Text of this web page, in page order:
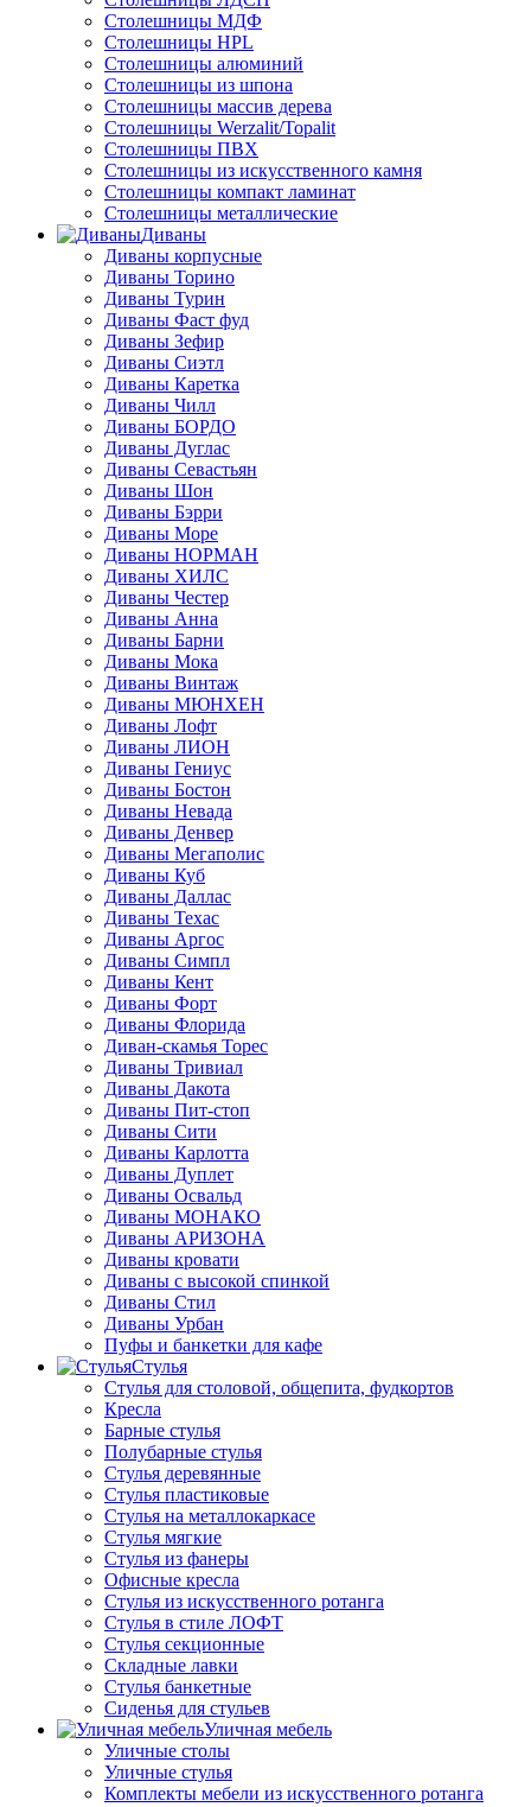
Столешницы МДФ
Столешницы HPL
Столешницы алюминий
Столешницы из шпона
Столешницы массив дерева
Столешницы Werzalit/Topalit
Столешницы ПВХ
Столешницы из искусственного камня
Столешницы компакт ламинат
Столешницы металлические
Диваны
Диваны корпусные
Диваны Торино
Диваны Турин
Диваны Фаст фуд
Диваны Зефир
Диваны Сиэтл
Диваны Каретка
Диваны Чилл
Диваны БОРДО
Диваны Дуглас
Диваны Севастьян
Диваны Шон
Диваны Бэрри
Диваны Море
Диваны НОРМАН
Диваны ХИЛС
Диваны Честер
Диваны Анна
Диваны Барни
Диваны Мока
Диваны Винтаж
Диваны МЮНХЕН
Диваны Лофт
Диваны ЛИОН
Диваны Гениус
Диваны Бостон
Диваны Невада
Диваны Денвер
Диваны Мегаполис
Диваны Куб
Диваны Даллас
Диваны Техас
Диваны Аргос
Диваны Симпл
Диваны Кент
Диваны Форт
Диваны Флорида
Диван-скамья Торес
Диваны Тривиал
Диваны Дакота
Диваны Пит-стоп
Диваны Сити
Диваны Карлотта
Диваны Дуплет
Диваны Освальд
Диваны МОНАКО
Диваны АРИЗОНА
Диваны кровати
Диваны с высокой спинкой
Диваны Стил
Диваны Урбан
Пуфы и банкетки для кафе
Стулья
Стулья для столовой, общепита, фудкортов
Кресла
Барные стулья
Полубарные стулья
Стулья деревянные
Стулья пластиковые
Стулья на металлокаркасе
Стулья мягкие
Стулья из фанеры
Офисные кресла
Стулья из искусственного ротанга
Стулья в стиле ЛОФТ
Стулья секционные
Складные лавки
Стулья банкетные
Сиденья для стульев
Уличная мебель
Уличные столы
Уличные стулья
Комплекты мебели из искусственного ротанга